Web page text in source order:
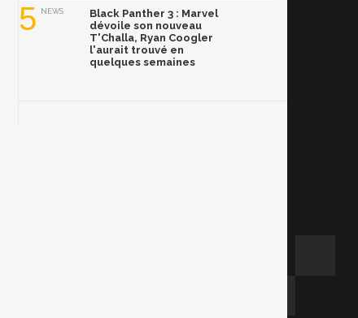
5 NEWS
Black Panther 3 : Marvel
dévoile son nouveau
T'Challa, Ryan Coogler
l'aurait trouvé en
quelques semaines